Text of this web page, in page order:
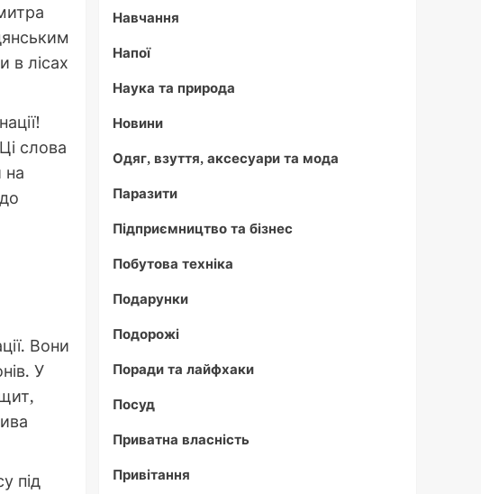
в лісах
слова
на
Вони
У
під
Навчання
Напої
Наука та природа
Новини
Одяг, взуття, аксесуари та мода
Паразити
Підприємництво та бізнес
Побутова техніка
Подарунки
Подорожі
Поради та лайфхаки
Посуд
Приватна власність
Привітання